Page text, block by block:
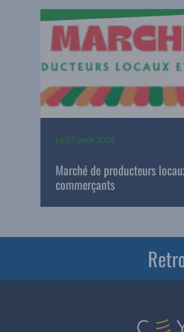
Le 07 août 2026
Marché de producteurs
commerçants